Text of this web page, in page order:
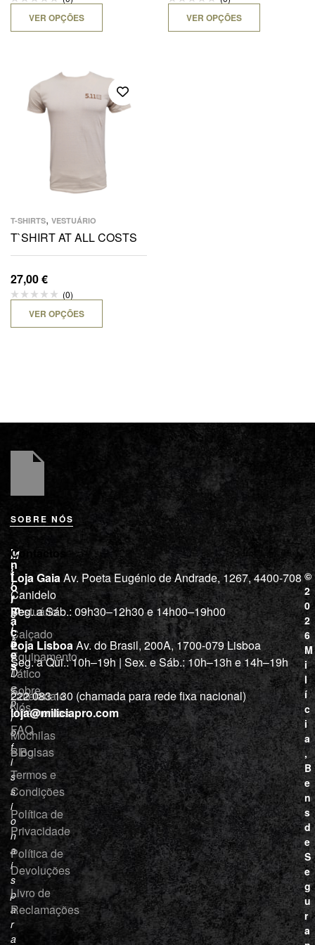
VER OPÇÕES VER OPÇÕES
T-SHIRTS, VESTUÁRIO
T`SHIRT AT ALL COSTS
27,00€
(0)
VER OPÇÕES
SOBRE NÓS
M
i
l
í
c
i
a
“
D
e
p
r
o
f
i
s
s
i
o
n
a
i
s
p
a
r
a
L
o
j
a
Vestuário
Calçado
Equipamento
Tático
Cutelaria e
ferramentas
Mochilas
e Bolsas
I
n
f
o
r
m
a
ç
õ
e
s
Sobre
Nós
FAQ
Blog
Termos e
Condições
Política de
Privacidade
Política de
Devoluções
Livro de
Reclamações
Contactos
Loja GaiaAv. Poeta Eugénio de Andrade, 1267, 4400-708
Canidelo
Seg. a Sáb.: 09h30–12h30 e 14h00–19h00
Loja LisboaAv. do Brasil, 200A, 1700-079 Lisboa
Seg. a Qui.: 10h–19h | Sex. e Sáb.: 10h–13h e 14h–19h
222 083 130 (chamada para rede fixa nacional)
loja@miliciapro.com
©
2
0
2
6
M
i
l
í
c
i
a
,
B
e
n
s
d
e
S
e
g
u
r
a